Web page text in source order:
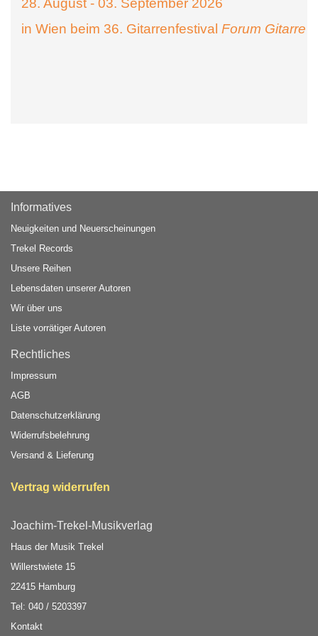
28. August - 03. September 2026
in Wien beim 36. Gitarrenfestival Forum Gitarre
Informatives
Neuigkeiten und Neuerscheinungen
Trekel Records
Unsere Reihen
Lebensdaten unserer Autoren
Wir über uns
Liste vorrätiger Autoren
Rechtliches
Impressum
AGB
Datenschutzerklärung
Widerrufsbelehrung
Versand & Lieferung
Vertrag widerrufen
Joachim-Trekel-Musikverlag
Haus der Musik Trekel
Willerstwiete 15
22415 Hamburg
Tel: 040 / 5203397
Kontakt